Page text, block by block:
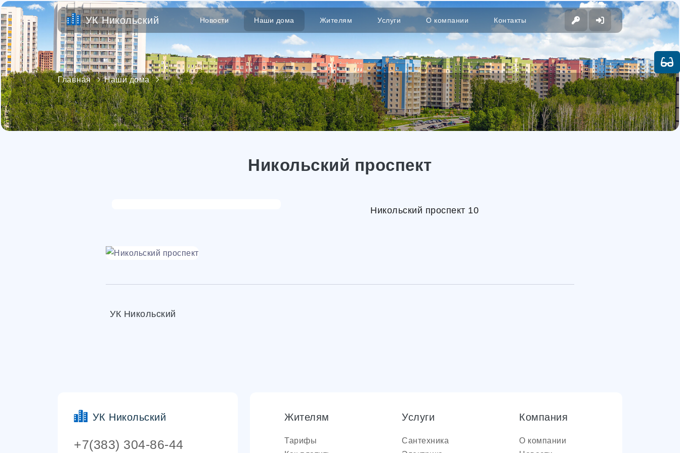
УК Никольский Новости Наши дома Жителям Услуги О компании Контакты
Главная Наши дома
Никольский проспект
Никольский проспект 10
УК Никольский
УК Никольский
+7(383) 304-86-44
Жителям
Тарифы
Услуги
Сантехника
Компания
О компании